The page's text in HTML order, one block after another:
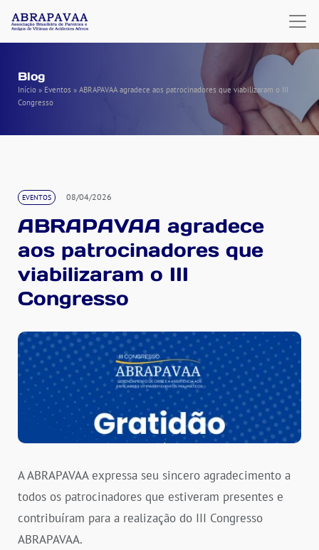
Blog
Início » Eventos » ABRAPAVAA agradece aos patrocinadores que viabilizaram o III
Congresso
EVENTOS 08/04/2026
ABRAPAVAA agradece
aos patrocinadores que
viabilizaram o III
Congresso
A ABRAPAVAA expressa seu sincero agradecimento a
todos os patrocinadores que estiveram presentes e
contribuíram para a realização do III Congresso
ABRAPAVAA.